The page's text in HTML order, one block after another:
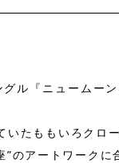
ル『ニュームー
たももいろク
のアートワーク